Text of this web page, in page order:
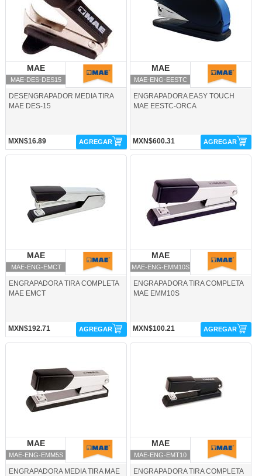
MAE
MAE-DES-DES15
DESENGRAPADOR MEDIA TIRA
MAE DES-15
MXN$16.89 AGREGAR
MAE
MAE-ENG-EESTC
ENGRAPADORA EASY TOUCH
MAE EESTC-ORCA
MXN$600.31 AGREGAR
MAE
MAE-ENG-EMCT
ENGRAPADORA TIRA COMPLETA
MAE EMCT
MXN$192.71 AGREGAR
MAE
MAE-ENG-EMM10S
ENGRAPADORA TIRA COMPLETA
MAE EMM10S
MXN$100.21 AGREGAR
MAE
MAE-ENG-EMM5S
ENGRAPADORA MEDIA TIRA MAE
MAE
MAE-ENG-EMT10
ENGRAPADORA TIRA COMPLETA